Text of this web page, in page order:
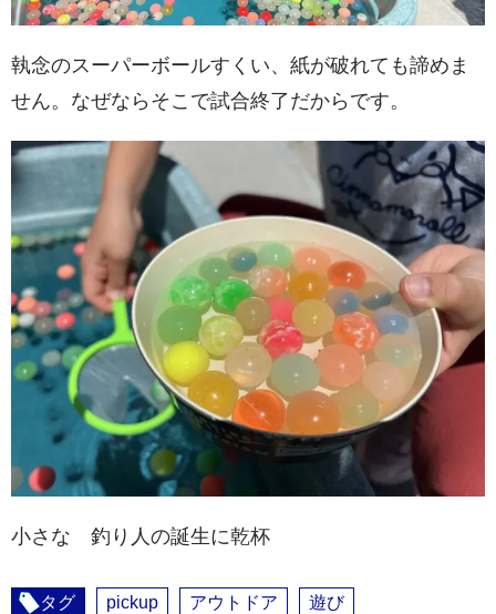
執念のスーパーボールすくい、紙が破れても諦めま
せん。なぜならそこで試合終了だからです。
小さな 釣り人の誕生に乾杯
タグ pickup アウトドア 遊び